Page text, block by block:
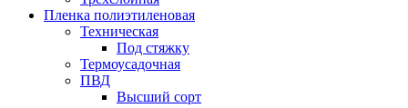
Пленка полиэтиленовая
Техническая
Под стяжку
Термоусадочная
ПВД
Высший сорт